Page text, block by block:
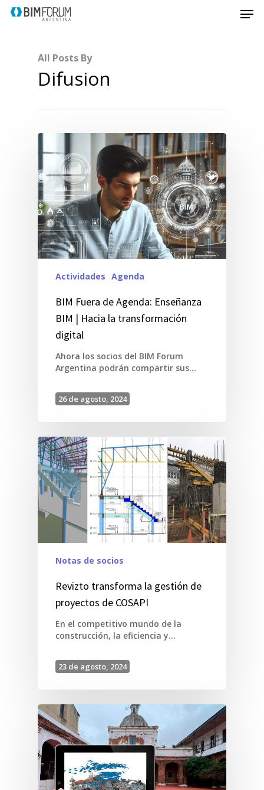
All Posts By
Difusion
Actividades Agenda
BIM Fuera de Agenda: Enseñanza
BIM | Hacia la transformación
digital
Ahora los socios del BIM Forum
Argentina podrán compartir sus…
26 de agosto, 2024
Notas de socios
Revizto transforma la gestión de
proyectos de COSAPI
En el competitivo mundo de la
construcción, la eficiencia y…
23 de agosto, 2024